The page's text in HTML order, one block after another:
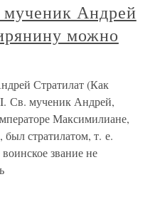
Андрей
можно
Стратилат (Как
Св. мученик Андрей,
Максимилиане,
был стратилатом, т. е.
звание не